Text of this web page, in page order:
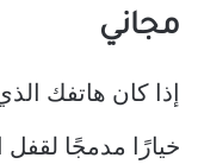
مجاني
خيارًا مدمجًا لقفل